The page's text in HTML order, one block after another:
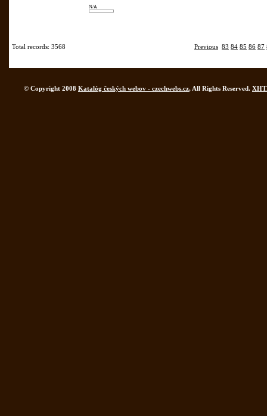
N/A
Previous 83 84 85 86 87
Total records: 3568
© Copyright 2008 Katalóg českých webov - czechwebs.cz, All Rights Reserved.